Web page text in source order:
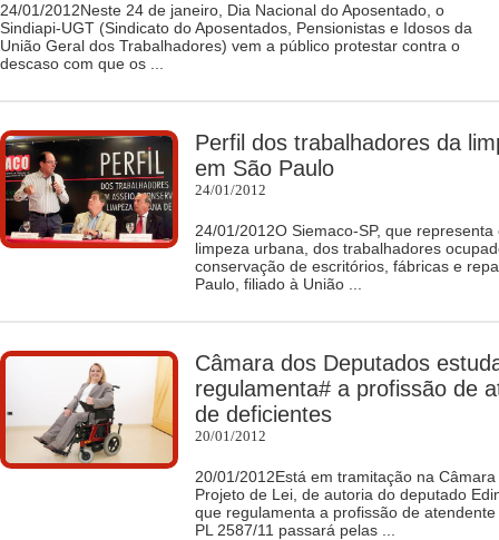
24/01/2012Neste 24 de janeiro, Dia Nacional do Aposentado, o
Sindiapi-UGT (Sindicato do Aposentados, Pensionistas e Idosos da
União Geral dos Trabalhadores) vem a público protestar contra o
descaso com que os ...
Perfil dos trabalhadores da
em São Paulo
24/01/2012
24/01/2012O Siemaco-SP, que
limpeza urbana, dos trabalhadores
conservação de escritórios, fábricas e
Paulo, filiado à União ...
Câmara dos Deputados
regulamenta# a profissão de
de deficientes
20/01/2012
20/01/2012Está em tramitação na
Projeto de Lei, de autoria do deputado
que regulamenta a profissão de
PL 2587/11 passará pelas ...